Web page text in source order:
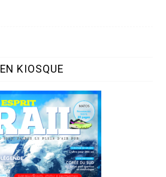
EN KIOSQUE